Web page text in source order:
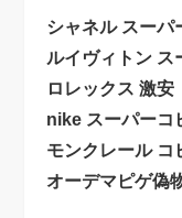
シャネル スーパ
ルイヴィトン ス
ロレックス 激安
nike スーパーコ
モンクレール コ
オーデマピゲ偽